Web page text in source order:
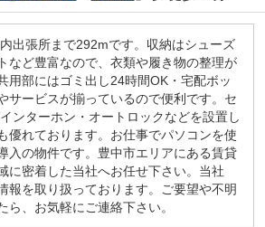
出張所まで292mです。収納はシューズ
など豊富なので、衣類や履き物の整理が
用部にはゴミ出し24時間OK・宅配ボッ
サービスが揃っているので便利です。セ
ンターホン・オートロックなどを設置し
優れております。お仕事でパソコンを使
入の物件です。豊中市エリアにある賃貸
に密着した当社へお任せ下さい。当社
報を取り扱っております。ご要望や不明
ら、お気軽にご連絡下さい。